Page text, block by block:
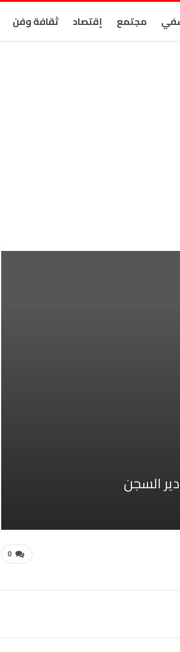
مجتمع إقتصاد ثقافة وفن
السجن
0